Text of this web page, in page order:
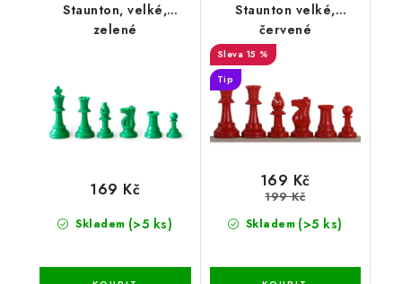
Staunton, velké,
zelené
Skladem (>5 ks)
169 Kč
Staunton velké,
červené
15 %
Tip
Skladem (>5 ks)
169 Kč
199 Kč